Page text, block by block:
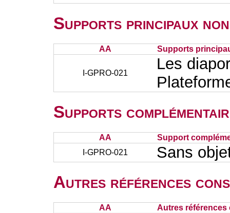
Supports principaux
AA Supports
I-GPRO-021
Les
Supports
AA
Support
I-GPRO-021
Sans
Autres références
AA Autres références